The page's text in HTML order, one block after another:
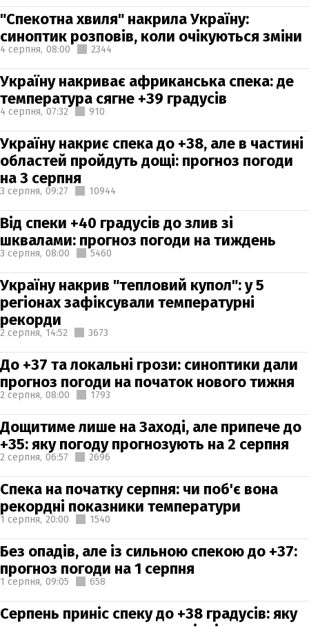
"Спекотна хвиля" накрила Україну:
синоптик розповів, коли очікуються зміни
4 серпня, 08:00 2344
Україну накриває африканська спека: де
температура сягне +39 градусів
4 серпня, 07:32 910
Україну накриє спека до +38, але в частині
областей пройдуть дощі: прогноз погоди
на 3 серпня
3 серпня, 09:27 10944
Від спеки +40 градусів до злив зі
шквалами: прогноз погоди на тиждень
3 серпня, 08:00 5460
Україну накрив "тепловий купол": у 5
регіонах зафіксували температурні
рекорди
2 серпня, 14:52 3673
До +37 та локальні грози: синоптики дали
прогноз погоди на початок нового тижня
2 серпня, 08:00 1793
Дощитиме лише на Заході, але припече до
+35: яку погоду прогнозують на 2 серпня
2 серпня, 06:57 2696
Спека на початку серпня: чи поб'є вона
рекордні показники температури
1 серпня, 20:00 1540
Без опадів, але із сильною спекою до +37:
прогноз погоди на 1 серпня
1 серпня, 09:05 658
Серпень приніс спеку до +38 градусів: яку